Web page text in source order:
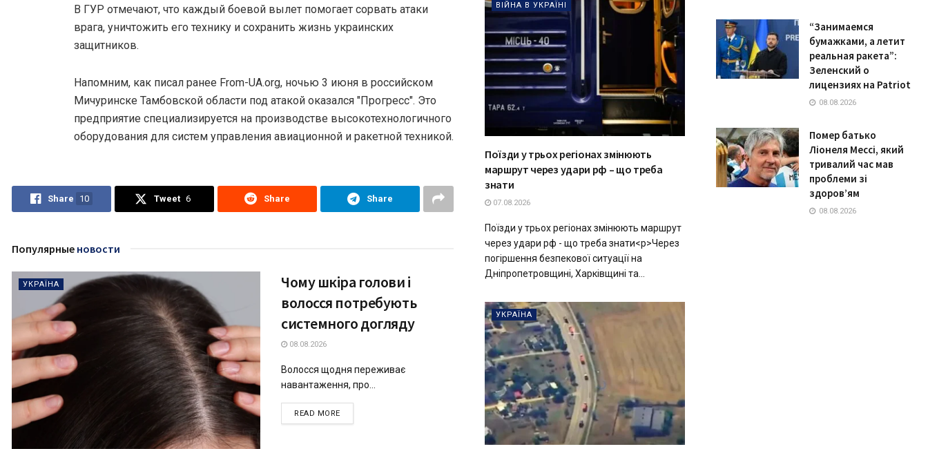
В ГУР отмечают, что каждый боевой вылет помогает сорвать атаки
врага, уничтожить его технику и сохранить жизнь украинских
защитников.
Напомним, как писал ранее From-UA.org, ночью 3 июня в российском
Мичуринске Тамбовской области под атакой оказался "Прогресс". Это
предприятие специализируется на производстве высокотехнологичного
оборудования для систем управления авиационной и ракетной техникой.
Share 10 Tweet 6 Share Share
Популярные новости
УКРАЇНА
Чому шкіра голови і
волосся потребують
системного догляду
08.08.2026
Волосся щодня переживає
навантаження, про...
READ MOREDETAILS
ВІЙНА В УКРАЇНІ
Поїзди у трьох регіонах змінюють
маршрут через удари рф – що треба
знати
07.08.2026
Поїзди у трьох регіонах змінюють маршрут
через удари рф - що треба знати<p>Через
погіршення безпекової ситуації на
Дніпропетровщині, Харківщині та...
УКРАЇНА
“Занимаемся
бумажками, а летит
реальная ракета”:
Зеленский о
лицензиях на Patriot
08.08.2026
Помер батько
Ліонеля Мессі, який
тривалий час мав
проблеми зі
здоров’ям
08.08.2026